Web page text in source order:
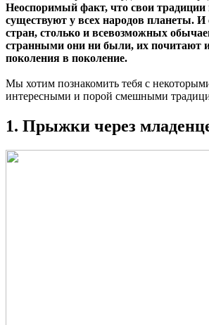
Неоспоримый факт, что свои
существуют у всех народов планеты. И
стран, столько и всевозможных
странными они ни были, их почитают
поколения в поколение.
Мы хотим познакомить тебя с
интересными и порой смешными
1. Прыжки через